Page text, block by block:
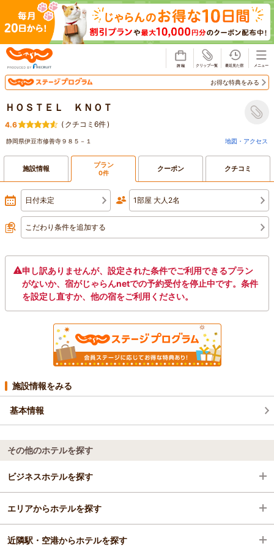
お得な特典をみる
ＨＯＳＴＥＬ ＫＮＯＴ
4.6 ( クチコミ6件)
静岡県伊豆市修善寺９８５－１ 地図・アクセス
施設情報 プラン
0件 クーポン クチコミ
日付未定 1部屋 大人2名
こだわり条件を追加する
申し訳ありませんが、設定された条件でご利用できるプラン
がないか、宿がじゃらんnetでの予約受付を停止中です。条件
を設定し直すか、他の宿をご利用ください。
施設情報をみる
基本情報
その他のホテルを探す
ビジネスホテルを探す
静岡県
中伊豆
エリアからホテルを探す
静岡県
近隣駅・空港からホテルを探す